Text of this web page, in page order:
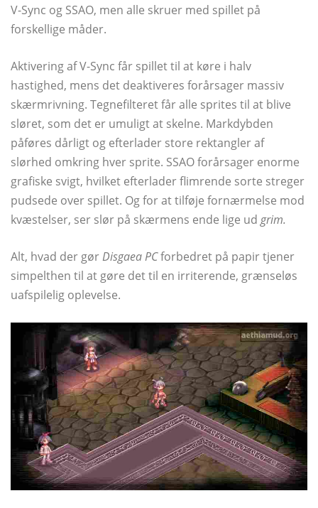
V-Sync og SSAO, men alle skruer med spillet på
forskellige måder.
Aktivering af V-Sync får spillet til at køre i halv
hastighed, mens det deaktiveres forårsager massiv
skærmrivning. Tegnefilteret får alle sprites til at blive
sløret, som det er umuligt at skelne. Markdybden
påføres dårligt og efterlader store rektangler af
slørhed omkring hver sprite. SSAO forårsager enorme
grafiske svigt, hvilket efterlader flimrende sorte streger
pudsede over spillet. Og for at tilføje fornærmelse mod
kvæstelser, ser slør på skærmens ende lige udgrim.
Alt, hvad der gørDisgaea PCforbedret på papir tjener
simpelthen til at gøre det til en irriterende, grænseløs
uafspilelig oplevelse.